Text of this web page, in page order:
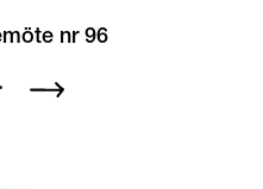
nr 96